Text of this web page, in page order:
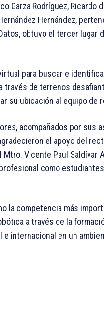
Garza Rodríguez, Ricardo
Hernández,
obtuvo el tercer lugar
para buscar e
través de terrenos
su ubicación al equipo de
acompañados por sus
el apoyo del
Mtro. Vicente Paul Saldívar
como
la competencia más
a través de la
internacional en un